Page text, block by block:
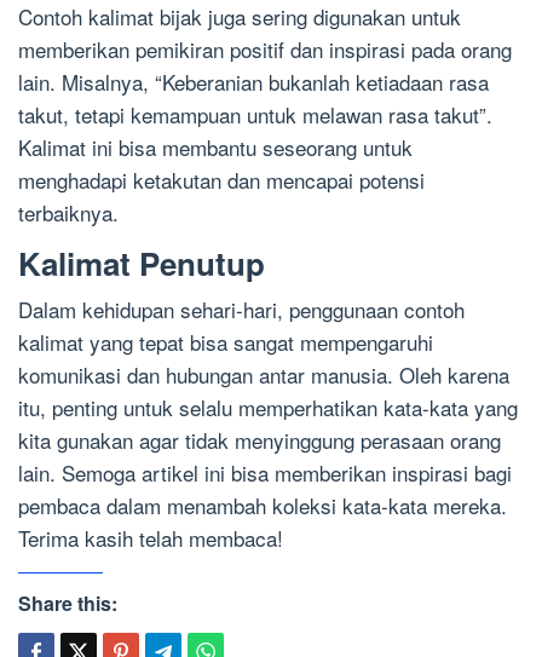
Contoh kalimat bijak juga sering digunakan untuk
memberikan pemikiran positif dan inspirasi pada orang
lain. Misalnya, “Keberanian bukanlah ketiadaan rasa
takut, tetapi kemampuan untuk melawan rasa takut”.
Kalimat ini bisa membantu seseorang untuk
menghadapi ketakutan dan mencapai potensi
terbaiknya.
Kalimat Penutup
Dalam kehidupan sehari-hari, penggunaan contoh
kalimat yang tepat bisa sangat mempengaruhi
komunikasi dan hubungan antar manusia. Oleh karena
itu, penting untuk selalu memperhatikan kata-kata yang
kita gunakan agar tidak menyinggung perasaan orang
lain. Semoga artikel ini bisa memberikan inspirasi bagi
pembaca dalam menambah koleksi kata-kata mereka.
Terima kasih telah membaca!
Share this: